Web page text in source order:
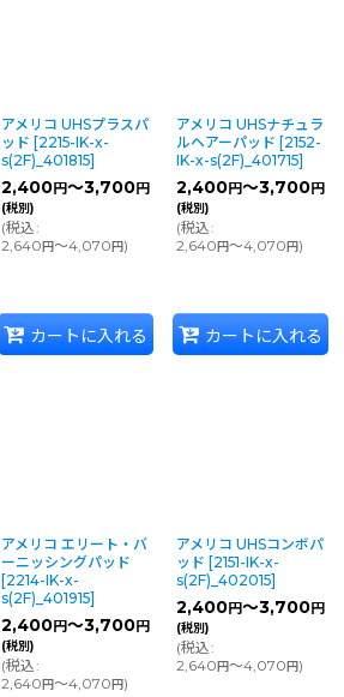
アメリコ UHSプラスパ
ッド [2215-IK-x-
s(2F)_401815]
2,400円～3,700円
(税別)
(税込:
2,640円～4,070円)
カートに入れる
アメリコ UHSナチュラ
ルヘアーパッド [2152-
IK-x-s(2F)_401715]
2,400円～3,700円
(税別)
(税込:
2,640円～4,070円)
カートに入れる
アメリコ エリート・バ
ーニッシングパッド
[2214-IK-x-
s(2F)_401915]
2,400円～3,700円
(税別)
(税込:
2,640円～4,070円)
アメリコ UHSコンボパ
ッド [2151-IK-x-
s(2F)_402015]
2,400円～3,700円
(税別)
(税込:
2,640円～4,070円)